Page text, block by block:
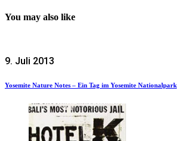
You may also like
9. Juli 2013
Yosemite Nature Notes – Ein Tag im Yosemite Nationalpark